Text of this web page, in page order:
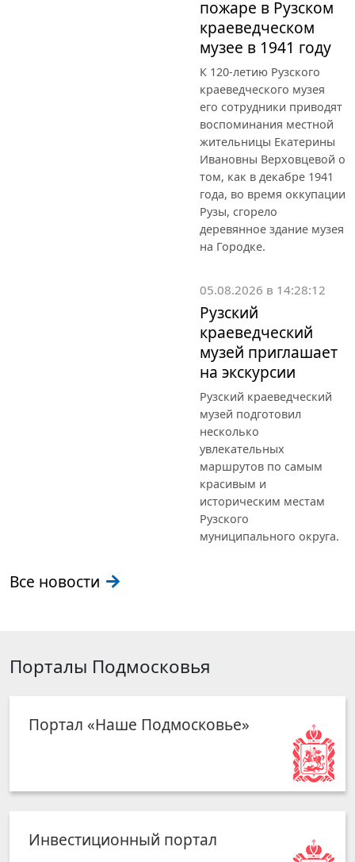
пожаре в Рузском
краеведческом
музее в 1941 году
К 120-летию Рузского
краеведческого музея
его сотрудники приводят
воспоминания местной
жительницы Екатерины
Ивановны Верховцевой о
том, как в декабре 1941
года, во время оккупации
Рузы, сгорело
деревянное здание музея
на Городке.
05.08.2026 в 14:28:12
Рузский
краеведческий
музей приглашает
на экскурсии
Рузский краеведческий
музей подготовил
несколько
увлекательных
маршрутов по самым
красивым и
историческим местам
Рузского
муниципального округа.
Все новости
Порталы Подмосковья
Портал «Наше Подмосковье»
Инвестиционный портал